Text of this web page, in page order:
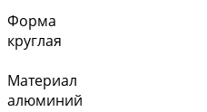
Форма
круглая
Материал
алюминий